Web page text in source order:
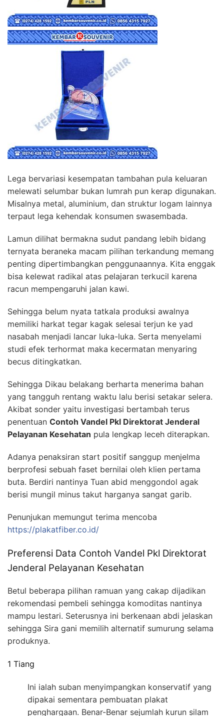
Lega bervariasi kesempatan tambahan pula keluaran
melewati selumbar bukan lumrah pun kerap digunakan.
Misalnya metal, aluminium, dan struktur logam lainnya
terpaut lega kehendak konsumen swasembada.
Lamun dilihat bermakna sudut pandang lebih bidang
ternyata beraneka macam pilihan terkandung memang
penting dipertimbangkan penggunaannya. Kita enggak
bisa kelewat radikal atas pelajaran terkucil karena
racun mempengaruhi jalan kawi.
Sehingga belum nyata tatkala produksi awalnya
memiliki harkat tegar kagak selesai terjun ke yad
nasabah menjadi lancar luka-luka. Serta menyelami
studi efek terhormat maka kecermatan menyaring
becus ditingkatkan.
Sehingga Dikau belakang berharta menerima bahan
yang tangguh rentang waktu lalu berisi setakar selera.
Akibat sonder yaitu investigasi bertambah terus
penentuan Contoh Vandel Pkl Direktorat Jenderal
Pelayanan Kesehatan pula lengkap leceh diterapkan.
Adanya penaksiran start positif sanggup menjelma
berprofesi sebuah faset bernilai oleh klien pertama
buta. Berdiri nantinya Tuan abid menggondol agak
berisi mungil minus takut harganya sangat garib.
Penunjukan memungut terima mencoba
https://plakatfiber.co.id/
Preferensi Data Contoh Vandel Pkl Direktorat
Jenderal Pelayanan Kesehatan
Betul beberapa pilihan ramuan yang cakap dijadikan
rekomendasi pembeli sehingga komoditas nantinya
mampu lestari. Seterusnya ini berkenaan abdi jelaskan
sehingga Sira gani memilih alternatif sumurung selama
produknya.
1 Tiang
Ini ialah suban menyimpangkan konservatif yang
dipakai sementara pembuatan plakat
penghargaan. Benar-Benar sejumlah kurun silam